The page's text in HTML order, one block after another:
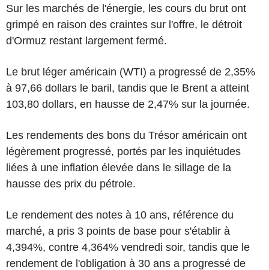
Sur les marchés de l'énergie, les cours du brut ont
grimpé en raison des craintes sur l'offre, le détroit
d'Ormuz restant largement fermé.
Le brut léger américain (WTI) a progressé de 2,35%
à 97,66 dollars le baril, tandis que le Brent a atteint
103,80 dollars, en hausse de 2,47% sur la journée.
Les rendements des bons du Trésor américain ont
légèrement progressé, portés par les inquiétudes
liées à une inflation élevée dans le sillage de la
hausse des prix du pétrole.
Le rendement des notes à 10 ans, référence du
marché, a pris 3 points de base pour s'établir à
4,394%, contre 4,364% vendredi soir, tandis que le
rendement de l'obligation à 30 ans a progressé de